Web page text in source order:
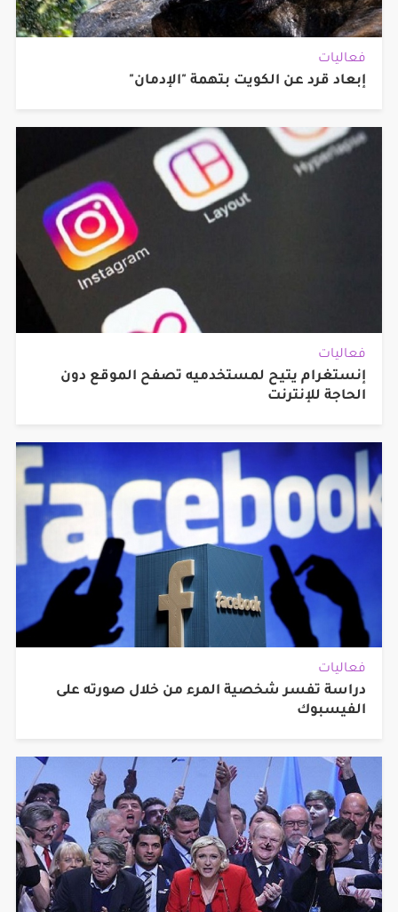
فعاليات
إبعاد قرد عن الكويت بتهمة "الإدمان"
فعاليات
إنستغرام يتيح لمستخدميه تصفح الموقع دون
الحاجة للإنترنت
فعاليات
دراسة تفسر شخصية المرء من خلال صورته على
الفيسبوك